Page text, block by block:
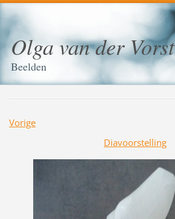
Olga van der Vorst
Beelden
Vorige
Diavoorstelling